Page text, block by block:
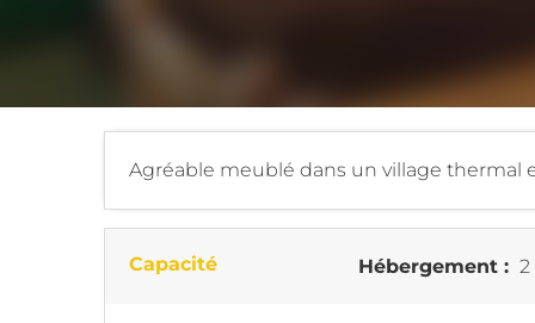
Agréable meublé dans un village thermal
Capacité Hébergement : 2